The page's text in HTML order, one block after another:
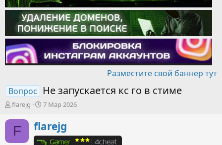
Разместите свой баннер тут
Вопрос
Не запускается кс го в стиме
А
т
flarejg
Д
а
н
7 Мар 2026
F flarejg